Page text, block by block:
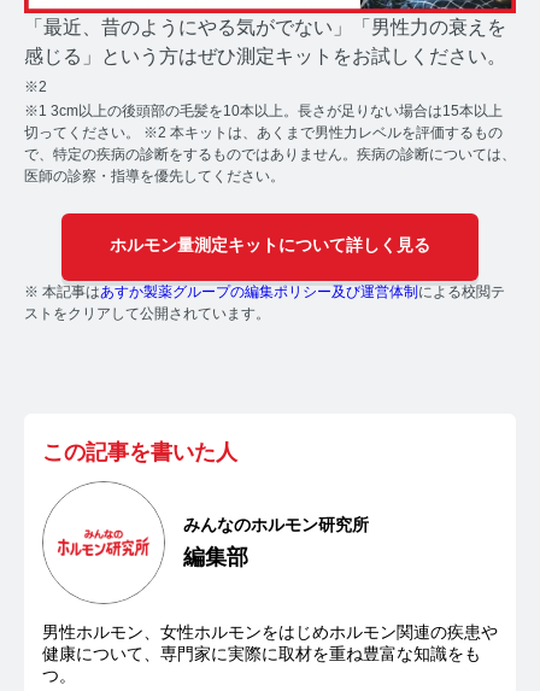
【男性力を可視化】毛髪ホルモン量測定キットのご紹
介
【ストレスを見える化】毛髪・爪ホルモン量検査キッ
トのご紹介
ュー
よくあるご質問 TOP
【一般・報道関係者向け】毛髪検査技術の資料ダウン
ロード
ホルモン測定技術のご活用についてご案内
運営者情報
お問い合わせ
「最近、昔のようにやる気がでない」「男性力の衰えを
感じる」という方はぜひ測定キットをお試しください。
※2
※1 3cm以上の後頭部の毛髪を10本以上。長さが足りない場合は15本以上
切ってください。 ※2 本キットは、あくまで男性力レベルを評価するもの
で、特定の疾病の診断をするものではありません。疾病の診断については、
医師の診察・指導を優先してください。
ホルモン量測定キットについて詳しく見る
※ 本記事はあすか製薬グループの編集ポリシー及び運営体制 による校閲テ
ストをクリアして公開されています。
この記事を書いた人
みんなのホルモン研究所
編集部
男性ホルモン、女性ホルモンをはじめホルモン関連の疾患や
健康について、専門家に実際に取材を重ね豊富な知識をも
つ。